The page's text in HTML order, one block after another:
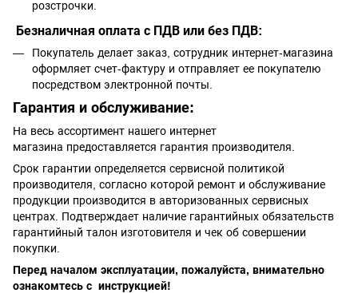
розстрочки.
Безналичная оплата с ПДВ или без ПДВ:
Покупатель делает заказ, сотрудник интернет-магазина
оформляет счет-фактуру и отправляет ее покупателю
посредством электронной почты.
Гарантия и обслуживание:
На весь ассортимент нашего интернет
магазина предоставляется гарантия производителя.
Срок гарантии определяется сервисной политикой
производителя, согласно которой ремонт и обслуживание
продукции производится в авторизованных сервисных
центрах. Подтверждает наличие гарантийных обязательств
гарантийный талон изготовителя и чек об совершении
покупки.
Перед началом эксплуатации, пожалуйста, внимательно
ознакомтесь с инструкцией!